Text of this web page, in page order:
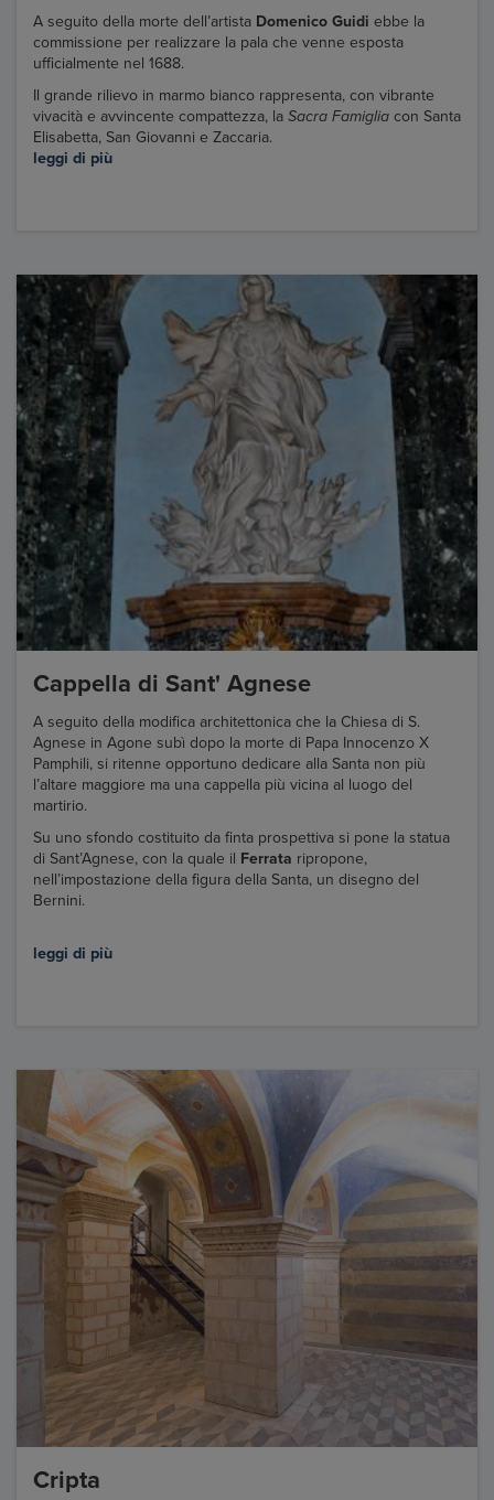
A seguito della morte dell’artista Domenico Guidi ebbe la
commissione per realizzare la pala che venne esposta
ufficialmente nel 1688.
Il grande rilievo in marmo bianco rappresenta, con vibrante
vivacità e avvincente compattezza, la Sacra Famiglia con Santa
Elisabetta, San Giovanni e Zaccaria.
leggi di più
Cappella di Sant' Agnese
A seguito della modifica architettonica che la Chiesa di S.
Agnese in Agone subì dopo la morte di Papa Innocenzo X
Pamphili, si ritenne opportuno dedicare alla Santa non più
l’altare maggiore ma una cappella più vicina al luogo del
martirio.
Su uno sfondo costituito da finta prospettiva si pone la statua
di Sant’Agnese, con la quale il Ferrata ripropone,
nell’impostazione della figura della Santa, un disegno del
Bernini.
leggi di più
Cripta